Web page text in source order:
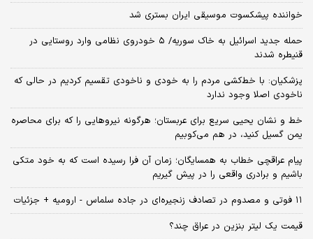
خواننده پیشکسوت موسیقی ایران بستری شد
حمله جدید اسرائیل به خاک سوریه/ ۵ خودروی نظامی وارد روستایی در
قنیطره شدند
پزشکیان: با خط‌کشی مردم را به خودی و ناخودی تقسیم کردیم در حالی که
ناخودی اصلا وجود ندارد
خط و نشان یحیی سریع برای عربستان؛ هرگونه نیروهایی را که برای محاصره
یمن گسیل کنید، در هم می‌کوبیم
پیام عراقچی خطاب به همسایگان؛ زمان آن فرا رسیده است که به خود متکی
باشیم و برادری واقعی را در پیش گیریم
۱۱ فوتی و مصدوم در تصادف زنجیره‌ای در جاده سلماس - ارومیه + جزئیات
قیمت یک لیتر بنزین در عراق چند؟